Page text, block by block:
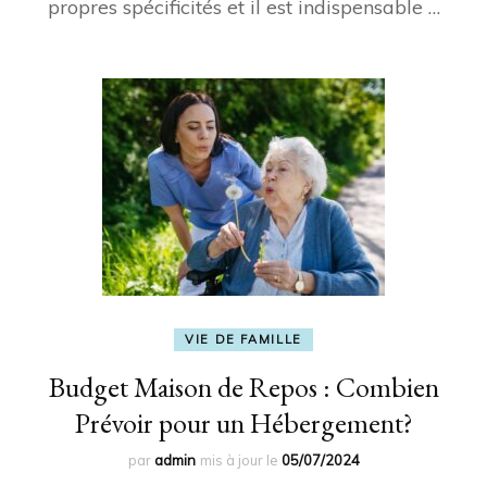
propres spécificités et il est indispensable …
VIE DE FAMILLE
Budget Maison de Repos : Combien
Prévoir pour un Hébergement?
paradmin mis à jour le 05/07/2024